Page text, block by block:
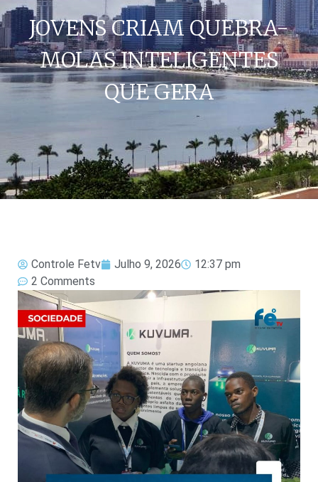
JOVENS CRIAM QUEBRA-
MOLAS INTELIGENTES
QUE GERA
Controle Fetv Julho 9, 2026
12:37 pm
2 Comments